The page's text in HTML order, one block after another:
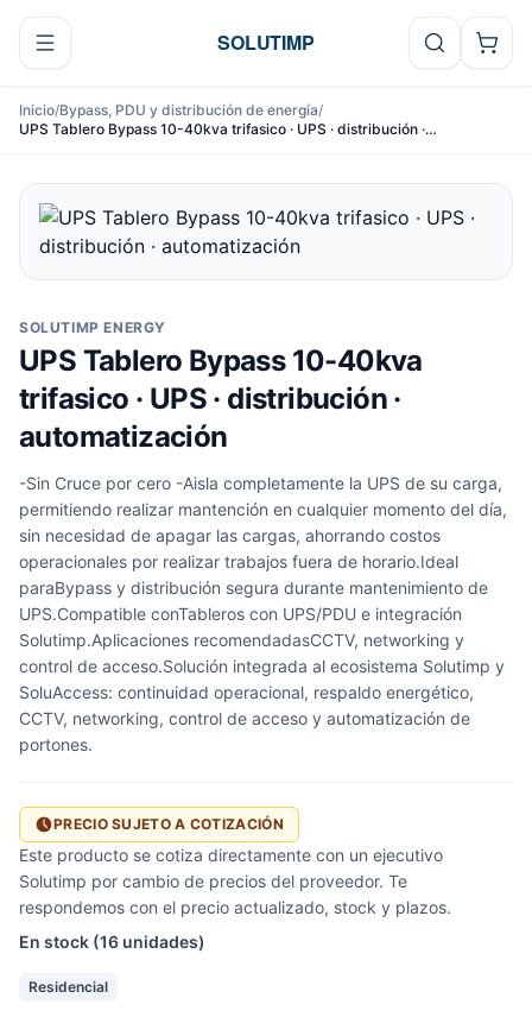
Ir al contenido
SOLUTIMP
Inicio/Bypass, PDU y distribución de energía/
UPS Tablero Bypass 10-40kva trifasico · UPS · distribución ·
SOLUTIMP ENERGY
UPS Tablero Bypass 10-40kva
trifasico · UPS · distribución ·
automatización
-Sin Cruce por cero -Aisla completamente la UPS de su carga,
permitiendo realizar mantención en cualquier momento del día,
sin necesidad de apagar las cargas, ahorrando costos
operacionales por realizar trabajos fuera de horario.Ideal
paraBypass y distribución segura durante mantenimiento de
UPS.Compatible conTableros con UPS/PDU e integración
Solutimp.Aplicaciones recomendadasCCTV, networking y
control de acceso.Solución integrada al ecosistema Solutimp y
SoluAccess: continuidad operacional, respaldo energético,
CCTV, networking, control de acceso y automatización de
portones.
PRECIO SUJETO A COTIZACIÓN
Este producto se cotiza directamente con un ejecutivo
Solutimp por cambio de precios del proveedor. Te
respondemos con el precio actualizado, stock y plazos.
En stock (16 unidades)
Residencial